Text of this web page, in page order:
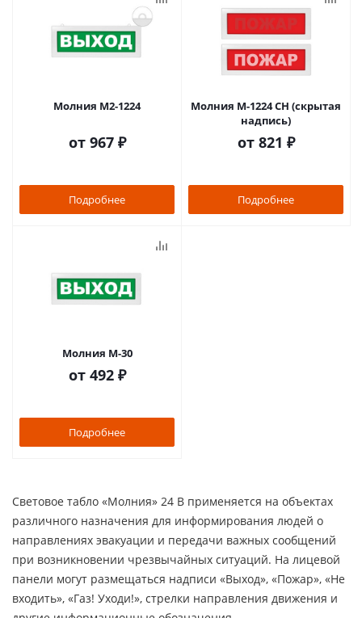
Молния М2-1224
от 967 ₽
Подробнее
Молния М-1224 СН (скрытая
надпись)
от 821 ₽
Подробнее
Молния М-30
от 492 ₽
Подробнее
Световое табло «Молния» 24 В применяется на объектах
различного назначения для информирования людей о
направлениях эвакуации и передачи важных сообщений
при возникновении чрезвычайных ситуаций. На лицевой
панели могут размещаться надписи «Выход», «Пожар», «Не
входить», «Газ! Уходи!», стрелки направления движения и